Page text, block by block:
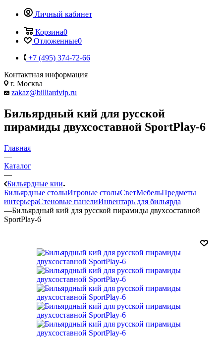
Личный кабинет
Корзина0
Отложенные0
+7 (495) 374-72-66
Контактная информация
г. Москва
zakaz@billiardvip.ru
Бильярдный кий для русской
пирамиды двухсоставной SportPlay-6
Главная
—
Каталог
—
Бильярдные кии
Бильярдные столыИгровые столыСветМебельПредметы
интерьераСтеновые панелиИнвентарь для бильярда
—Бильярдный кий для русской пирамиды двухсоставной
SportPlay-6